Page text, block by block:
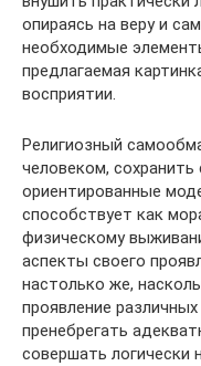
опираясь на веру и
необходимые
предлагаемая
восприятии.
Религиозный
человеком,
ориентированные
способствует как
физическому
аспекты своего
настолько же,
проявление
пренебрегать
совершать логически